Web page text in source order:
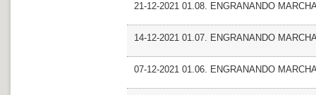
21-12-2021 01.08. ENGRANANDO
14-12-2021 01.07. ENGRANANDO
07-12-2021 01.06. ENGRANANDO